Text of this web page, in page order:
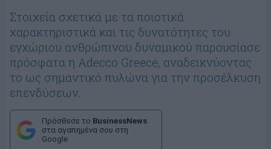
Στοιχεία σχετικά με τα ποιοτικά
χαρακτηριστικά και τις δυνατότητες του
εγχώριου ανθρώπινου δυναμικού παρουσίασε
πρόσφατα η Adecco Greece, αναδεικνύοντας
το ως σημαντικό πυλώνα για την προσέλκυση
επενδύσεων.
Πρόσθεσε το BusinessNews
στα αγαπημένα σου στη
Google